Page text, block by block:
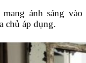
ánh sáng
chủ áp dụng.